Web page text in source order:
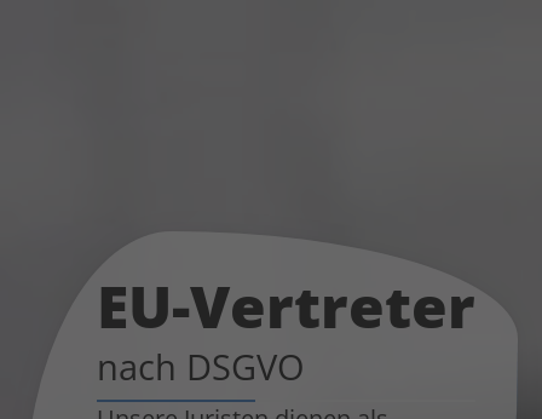
EU-Vertreter
nach DSGVO